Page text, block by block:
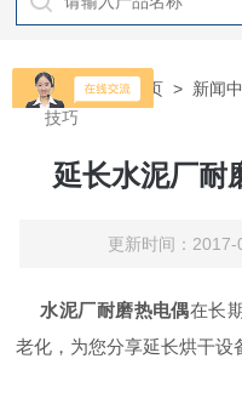
当前位置：首页 > 新闻
技巧
延长水泥厂耐
更新时间：
水泥厂耐磨热电偶在长
老化，为您分享延长烘干设